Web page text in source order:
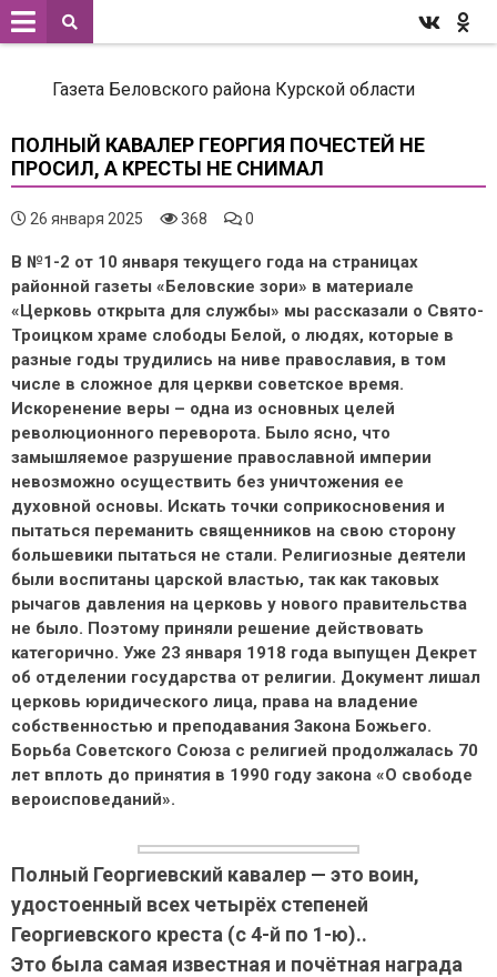
Газета Беловского района Курской области
ПОЛНЫЙ КАВАЛЕР ГЕОРГИЯ ПОЧЕСТЕЙ НЕ
ПРОСИЛ, А КРЕСТЫ НЕ СНИМАЛ
26 января 2025 368 0
В №1-2 от 10 января текущего года на страницах
районной газеты «Беловские зори» в материале
«Церковь открыта для службы» мы рассказали о Свято-
Троицком храме слободы Белой, о людях, которые в
разные годы трудились на ниве православия, в том
числе в сложное для церкви советское время.
Искоренение веры – одна из основных целей
революционного переворота. Было ясно, что
замышляемое разрушение православной империи
невозможно осуществить без уничтожения ее
духовной основы. Искать точки соприкосновения и
пытаться переманить священников на свою сторону
большевики пытаться не стали. Религиозные деятели
были воспитаны царской властью, так как таковых
рычагов давления на церковь у нового правительства
не было. Поэтому приняли решение действовать
категорично. Уже 23 января 1918 года выпущен Декрет
об отделении государства от религии. Документ лишал
церковь юридического лица, права на владение
собственностью и преподавания Закона Божьего.
Борьба Советского Союза с религией продолжалась 70
лет вплоть до принятия в 1990 году закона «О свободе
вероисповеданий».
Полный Георгиевский кавалер — это воин,
удостоенный всех четырёх степеней
Георгиевского креста (с 4-й по 1-ю)..
Это была самая известная и почётная награда